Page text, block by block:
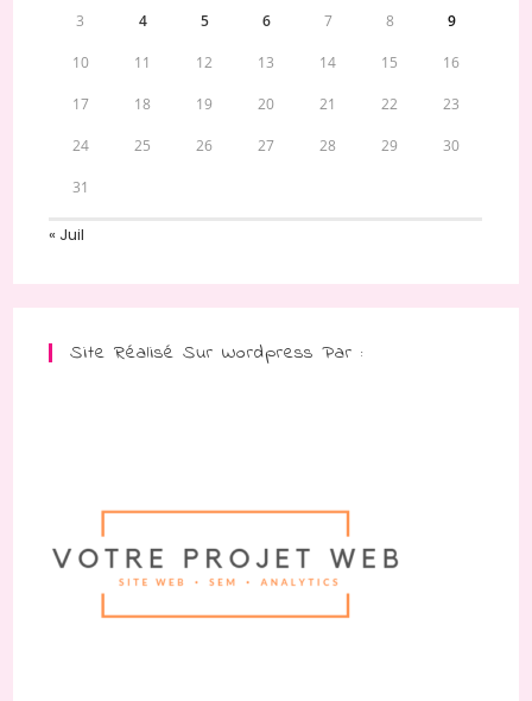
3 4 5 6 7 8 9
10 11 12 13 14 15 16
17 18 19 20 21 22 23
24 25 26 27 28 29 30
31
« Juil
Site Réalisé Sur Wordpress Par :